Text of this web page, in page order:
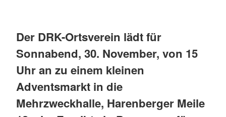
Der DRK-Ortsverein lädt für
Sonnabend, 30. November, von 15
Uhr an zu einem kleinen
Adventsmarkt in die
Mehrzweckhalle, Harenberger Meile